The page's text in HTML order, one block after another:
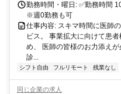
勤務時間・曜日: ✅勤務時間
※週0勤務も可
仕事内容: スキマ時間に医師
ビス。 事業拡大に向けて患
め、 医師の皆様のお力添え
診...
シフト自由 フルリモート 残業なし
同じ企業の求人